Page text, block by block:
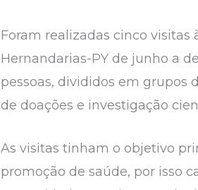
Foram realizadas cinco
Hernandarias-PY de junho a
pessoas, divididos em grupos
de doações e investigação
As visitas tinham o objetivo
promoção de saúde, por isso